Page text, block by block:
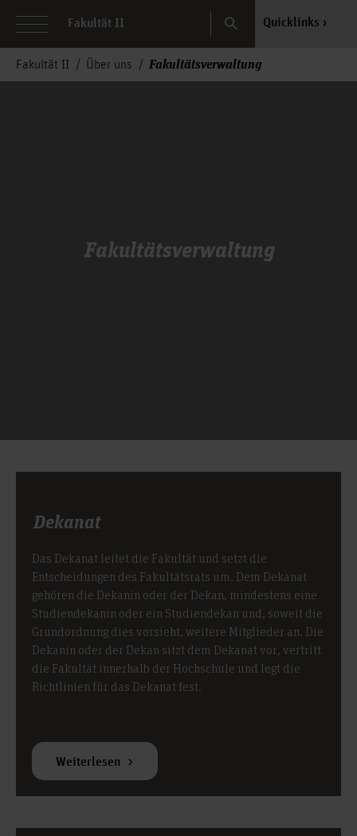
Fakultät II Search Quicklinks
Fakultät II Über uns Fakultätsverwaltung
Fakultätsverwaltung
Dekanat
Das Dekanat leitet die Fakultät und setzt die
Entscheidungen des Fakultätsrats um. Dem Dekanat
gehören die Dekanin oder der Dekan, mindestens eine
Studiendekanin oder ein Studiendekan und, soweit die
Grundordnung dies vorsieht, weitere Mitglieder an. Die
Dekanin oder der Dekan sitzt dem Dekanat vor, vertritt
die Fakultät innerhalb der Hochschule und legt die
Richtlinien für das Dekanat fest.
Weiterlesen